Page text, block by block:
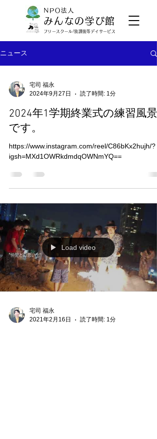
NPO法人
みんなの学び館
​フリースクール/放課後等デイサービス
ニュース
宅司 福永
2024年9月27日
読了時間: 1分
2024年1学期終業式の練習風景
です。
https://www.instagram.com/reel/C86bKx2hujh/?
igsh=MXd1OWRkdmdqOWNmYQ==
Load video
宅司 福永
2021年2月16日
読了時間: 1分